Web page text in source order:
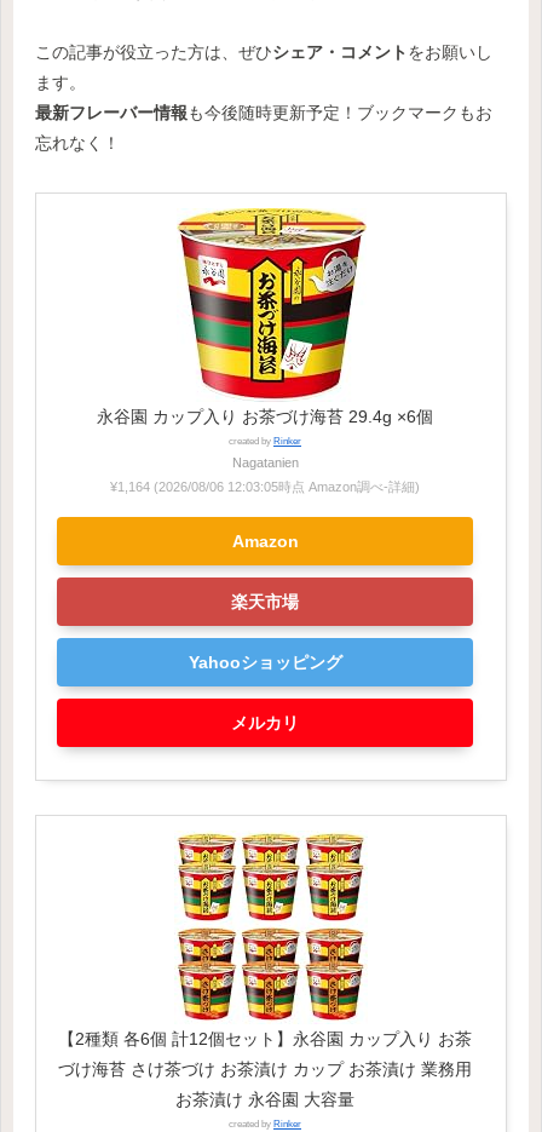
この記事が役立った方は、ぜひシェア・コメントをお願いし
ます。
最新フレーバー情報も今後随時更新予定！ブックマークもお
忘れなく！
永谷園 カップ入り お茶づけ海苔 29.4g ×6個
created by Rinker
Nagatanien
¥1,164 (2026/08/06 12:03:05時点 Amazon調べ-詳細)
Amazon
楽天市場
Yahooショッピング
メルカリ
【2種類 各6個 計12個セット】永谷園 カップ入り お茶
づけ海苔 さけ茶づけ お茶漬け カップ お茶漬け 業務用
お茶漬け 永谷園 大容量
created by Rinker